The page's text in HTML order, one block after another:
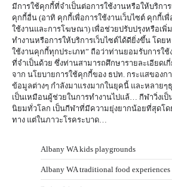
มีการใช้คุกกี้ที่จำเป็นต่อการใช้งานหรือให้บริกา
คุกกี้อื่น (อาทิ คุกกี้เพื่อการใช้งานเว็บไซต์ คุกกี้เพื่
ใช้งานและการโฆษณา) เพื่อช่วยปรับปรุงหรือเพิ่
ทำงานหรือการให้บริการเว็บไซต์ได้ดียิ่งขึ้น โดย
ใช้งานคุกกี้ทุกประเภท” ถือว่าท่านยอมรับการใ
ที่จำเป็นด้วย ซึ่งท่านสามารถศึกษารายละเอียดเ
จาก นโยบายการใช้คุกกี้ของ ธปท. กระแสของก
ข้อมูลต่างๆ กำลังมาเเรงมากในยุคนี้ และหลายๆ
เป็นเหมือนผู้ช่วยในการทำงานไปแล้… กีฬาวิ่งเ
นิยมทั่วโลก เป็นกีฬาที่มีความยุ่งยากน้อยที่สุดโดย
ทาง แต่ในภาวะโรคระบาด…
Albany WA kids playgrounds
Albany WA traditional food experiences